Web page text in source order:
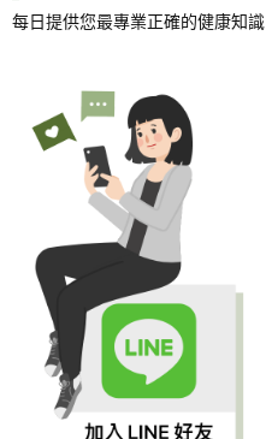
每日提供您最專業正確的健康知識